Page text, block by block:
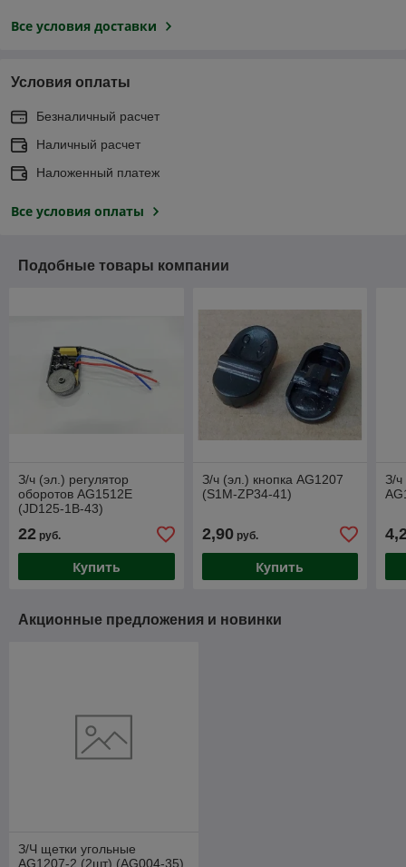
Все условия доставки
Условия оплаты
Безналичный расчет
Наличный расчет
Наложенный платеж
Все условия оплаты
Подобные товары компании
З/ч (эл.) регулятор
оборотов AG1512E
(JD125-1B-43)
22 руб.
Купить
З/ч (эл.) кнопка AG1207
(S1M-ZP34-41)
2,90руб.
Купить
З/ч
Акционные предложения и новинки
З/Ч щетки угольные
AG1207-2 (2шт) (AG004-35)